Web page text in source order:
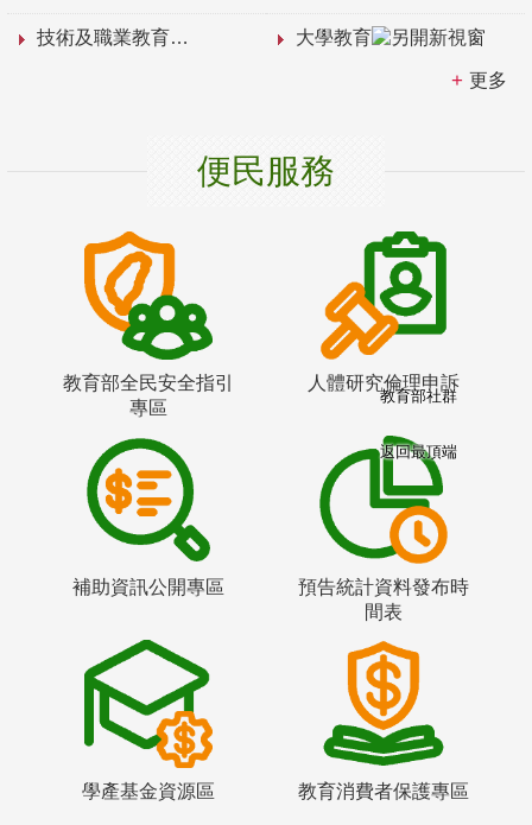
技術及職業教育 大學教育
更多
便民服務
教育部全民安全指引
專區
人體研究倫理申訴
補助資訊公開專區
預告統計資料發布時
間表
學產基金資源區 教育消費者保護專區
教育部社群
返回最頂端